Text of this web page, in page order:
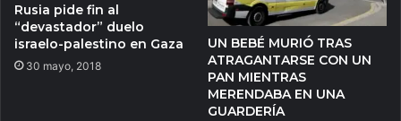
Rusia pide fin al
“devastador” duelo
israelo-palestino en Gaza
30 mayo, 2018
UN BEBÉ MURIÓ TRAS
ATRAGANTARSE CON UN
PAN MIENTRAS
MERENDABA EN UNA
GUARDERÍA